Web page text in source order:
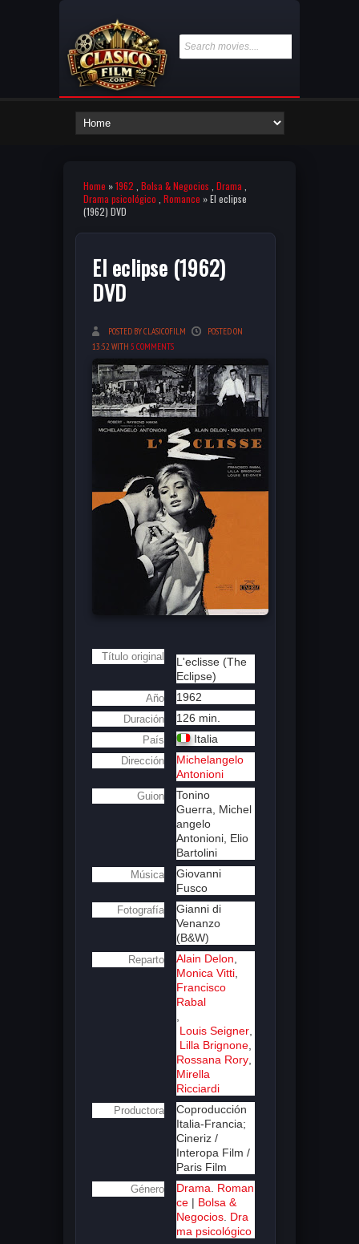
Home »1962 Bolsa & Negocios Drama
Drama psicológico Romance » El eclipse
(1962) DVD
El eclipse (1962)
DVD
POSTED BY CLASICOFILM
POSTED ON
13:52 WITH 5 COMMENTS
Título original
L'eclisse (The
Eclipse)
Año 1962
Duración 126 min.
País Italia
Dirección
Michelangelo
Antonioni
Guion
Tonino
Guerra,
Michel
angelo
Antonioni, Elio
Bartolini
Música
Giovanni
Fusco
Fotografía
Gianni di
Venanzo
(B&W)
Reparto Alain Delon
Monica Vitti
Francisco
Rabal
Louis Seigner
Lilla Brignone
Rossana Rory
Mirella
Ricciardi
Productora
Coproducción
Italia-Francia;
Cineriz /
Interopa Film /
Paris Film
Género Drama
Roman
ce | Bolsa &
Negocios Dra
ma psicológico